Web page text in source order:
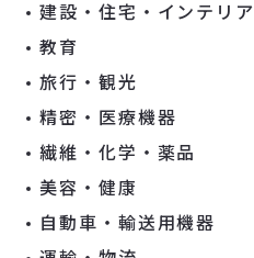
建設・住宅・インテリア
教育
旅行・観光
精密・医療機器
繊維・化学・薬品
美容・健康
自動車・輸送用機器